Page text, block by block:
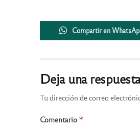
Compartir en
Deja una
Tu dirección de correo
Comentario *